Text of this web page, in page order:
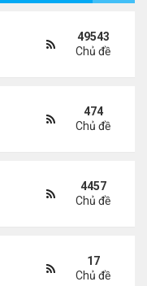
49543
Chủ đề
Hài
474
Chủ đề
4457
Chủ đề
17
Chủ đề